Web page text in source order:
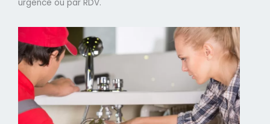
urgence ou par RDV.